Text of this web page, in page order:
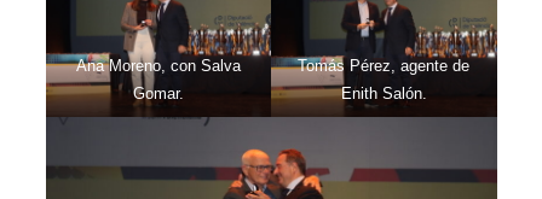
Ana Moreno, con Salva
Gomar.
Tomás Pérez, agente de
Enith Salón.